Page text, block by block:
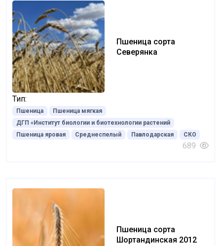
Пшеница сорта
Cеверянка
Тип:
Пшеница
Пшеница мягкая
ДГП «Институт биологии и биотехнологии растений
Пшеница яровая
Среднеспелый Павлодарская СКО
689
Пшеница сорта
Шортандинская 2012